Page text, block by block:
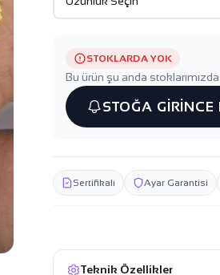
STOKLARDA YOK
Bu ürün şu anda
STOĞA GİRİNCE
Sertifikalı Ayar Garantisi
Teknik Özellikler